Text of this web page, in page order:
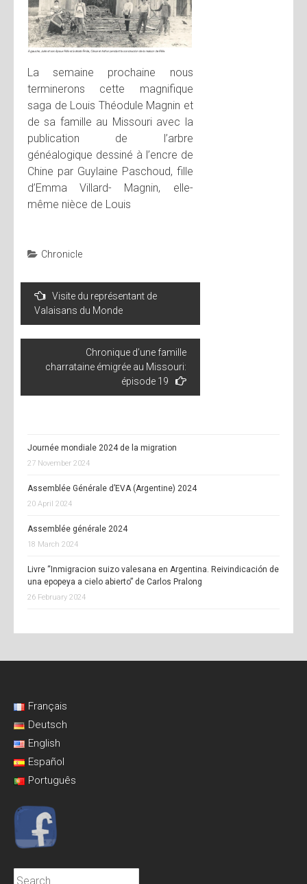
La semaine prochaine nous
terminerons cette magnifique
saga de Louis Théodule Magnin et
de sa famille au Missouri avec la
publication de l’arbre
généalogique dessiné à l’encre de
Chine par Guylaine Paschoud, fille
d’Emma Villard- Magnin, elle-
même nièce de Louis
Chronicle
Post
navigation
Visite du représentant de
Valaisans du Monde
Chronique d’une famille
charrataine émigrée au Missouri:
épisode 19
Journée mondiale 2024 de la migration
27 November 2024
Assemblée Générale d’EVA (Argentine) 2024
20 April 2024
Assemblée générale 2024
18 March 2024
Livre “Inmigracion suizo valesana en Argentina. Reivindicación de
una epopeya a cielo abierto” de Carlos Pralong
26 February 2024
Français
Deutsch
English
Español
Português
Search